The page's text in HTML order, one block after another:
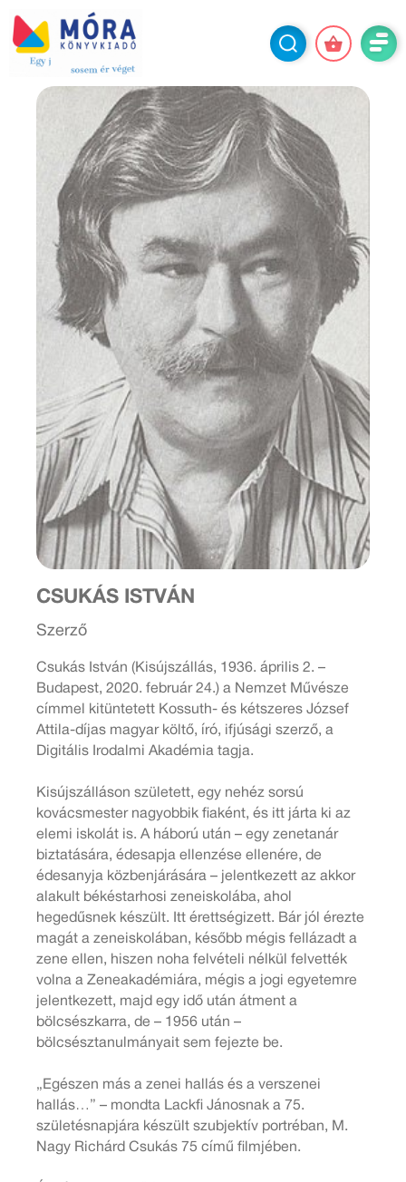
CSUKÁS ISTVÁN
Szerző
Csukás István (Kisújszállás, 1936. április 2. –
Budapest, 2020. február 24.) a Nemzet Művésze
címmel kitüntetett Kossuth- és kétszeres József
Attila-díjas magyar költő, író, ifjúsági szerző, a
Digitális Irodalmi Akadémia tagja.
Kisújszálláson született, egy nehéz sorsú
kovácsmester nagyobbik fiaként, és itt járta ki az
elemi iskolát is. A háború után – egy zenetanár
biztatására, édesapja ellenzése ellenére, de
édesanyja közbenjárására – jelentkezett az akkor
alakult békéstarhosi zeneiskolába, ahol
hegedűsnek készült. Itt érettségizett. Bár jól érezte
magát a zeneiskolában, később mégis fellázadt a
zene ellen, hiszen noha felvételi nélkül felvették
volna a Zeneakadémiára, mégis a jogi egyetemre
jelentkezett, majd egy idő után átment a
bölcsészkarra, de – 1956 után –
bölcsésztanulmányait sem fejezte be.
„Egészen más a zenei hallás és a verszenei
hallás…” – mondta Lackfi Jánosnak a 75.
születésnapjára készült szubjektív portréban, M.
Nagy Richárd Csukás 75 című filmjében.